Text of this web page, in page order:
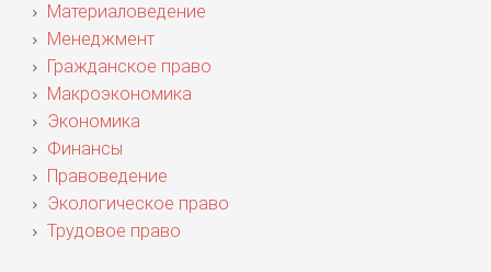
Материаловедение
Менеджмент
Гражданское право
Макроэкономика
Экономика
Финансы
Правоведение
Экологическое право
Трудовое право